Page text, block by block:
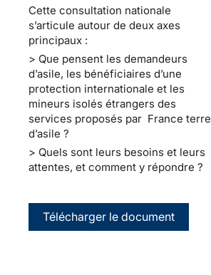
Cette consultation nationale
s’articule autour de deux axes
principaux :
> Que pensent les demandeurs
d’asile, les bénéficiaires d’une
protection internationale et les
mineurs isolés étrangers des
services proposés par France terre
d’asile ?
> Quels sont leurs besoins et leurs
attentes, et comment y répondre ?
Télécharger le document